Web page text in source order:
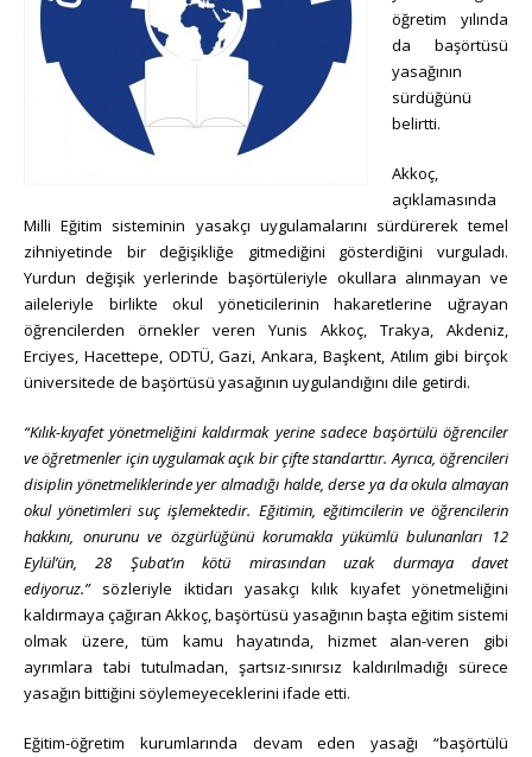
öğretim yılında
da başörtüsü
yasağının
sürdüğünü
belirtti.
Akkoç,
açıklamasında
Milli Eğitim sisteminin yasakçı uygulamalarını sürdürerek temel
zihniyetinde bir değişikliğe gitmediğini gösterdiğini vurguladı.
Yurdun değişik yerlerinde başörtüleriyle okullara alınmayan ve
aileleriyle birlikte okul yöneticilerinin hakaretlerine uğrayan
öğrencilerden örnekler veren Yunis Akkoç, Trakya, Akdeniz,
Erciyes, Hacettepe, ODTÜ, Gazi, Ankara, Başkent, Atılım gibi birçok
üniversitede de başörtüsü yasağının uygulandığını dile getirdi.
“Kılık-kıyafet yönetmeliğini kaldırmak yerine sadece başörtülü öğrenciler
ve öğretmenler için uygulamak açık bir çifte standarttır. Ayrıca, öğrencileri
disiplin yönetmeliklerinde yer almadığı halde, derse ya da okula almayan
okul yönetimleri suç işlemektedir. Eğitimin, eğitimcilerin ve öğrencilerin
hakkını, onurunu ve özgürlüğünü korumakla yükümlü bulunanları 12
Eylül’ün, 28 Şubat’ın kötü mirasından uzak durmaya davet
ediyoruz.”sözleriyle iktidarı yasakçı kılık kıyafet yönetmeliğini
kaldırmaya çağıran Akkoç, başörtüsü yasağının başta eğitim sistemi
olmak üzere, tüm kamu hayatında, hizmet alan-veren gibi
ayrımlara tabi tutulmadan, şartsız-sınırsız kaldırılmadığı sürece
yasağın bittiğini söylemeyeceklerini ifade etti.
Eğitim-öğretim kurumlarında devam eden yasağı “başörtülü